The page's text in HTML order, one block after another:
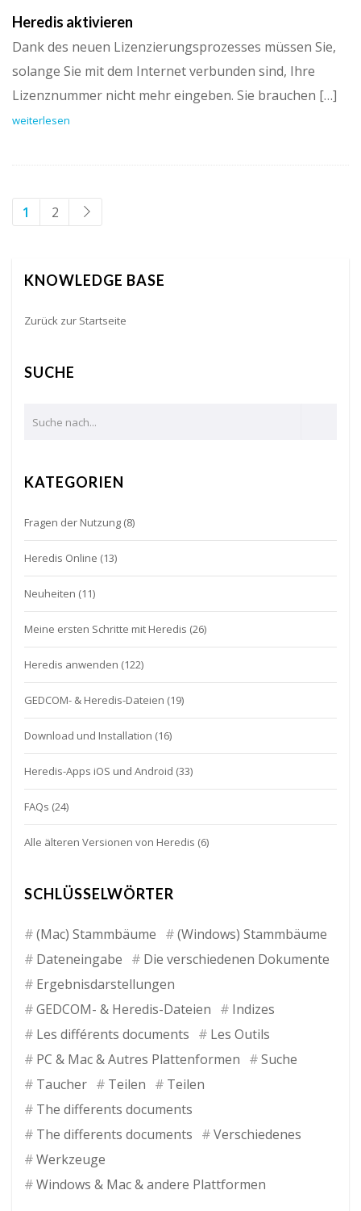
Heredis aktivieren
Dank des neuen Lizenzierungsprozesses müssen Sie,
solange Sie mit dem Internet verbunden sind, Ihre
Lizenznummer nicht mehr eingeben. Sie brauchen […]
weiterlesen
1 2
KNOWLEDGE BASE
Zurück zur Startseite
SUCHE
KATEGORIEN
Fragen der Nutzung (8)
Heredis Online (13)
Neuheiten (11)
Meine ersten Schritte mit Heredis (26)
Heredis anwenden (122)
GEDCOM- & Heredis-Dateien (19)
Download und Installation (16)
Heredis-Apps iOS und Android (33)
FAQs (24)
Alle älteren Versionen von Heredis (6)
SCHLÜSSELWÖRTER
(Mac) Stammbäume
(Windows) Stammbäume
Dateneingabe
Die verschiedenen Dokumente
Ergebnisdarstellungen
GEDCOM- & Heredis-Dateien
Indizes
Les différents documents
Les Outils
PC & Mac & Autres Plattenformen
Suche
Taucher
Teilen
Teilen
The differents documents
The differents documents
Verschiedenes
Werkzeuge
Windows & Mac & andere Plattformen